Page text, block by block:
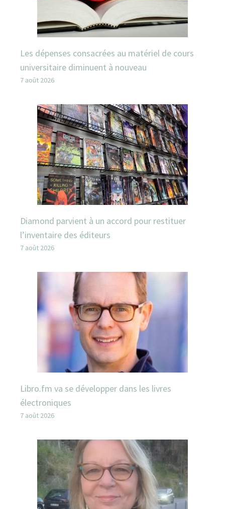
Les dépenses consacrées au matériel de cours
universitaire diminuent à nouveau
7 août 2026
Diamond parvient à un accord pour restituer
l’inventaire des éditeurs
7 août 2026
Libro.fm va se développer dans les livres
électroniques
7 août 2026